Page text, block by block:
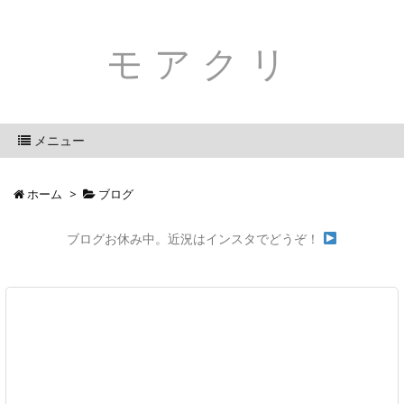
モアクリ
メニュー
ホーム > ブログ
ブログお休み中。近況はインスタでどうぞ！